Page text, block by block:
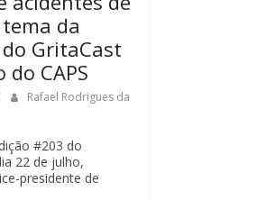
da
GritaCast
CAPS
Rafael Rodrigues da
#203 do
22 de julho,
presidente de